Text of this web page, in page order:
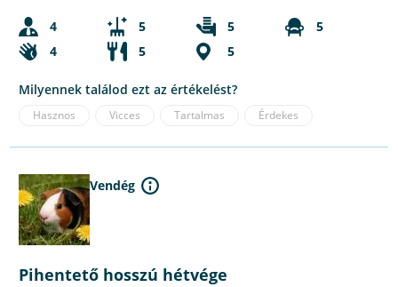
4
5 5
5
4
5 5
Milyennek találod ezt az értékelést?
Hasznos Vicces Tartalmas Érdekes
Vendég
Pihentető hosszú hétvége